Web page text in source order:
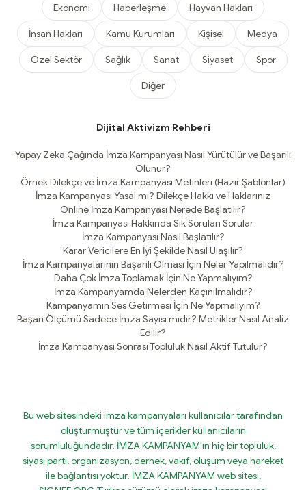
Ekonomi Haberleşme Hayvan Hakları
İnsan Hakları Kamu Kurumları Kişisel Medya
Özel Sektör Sağlık Sanat Siyaset Spor
Diğer
Dijital Aktivizm Rehberi
Yapay Zeka Çağında İmza Kampanyası Nasıl Yürütülür ve Başarılı
Olunur?
Örnek Dilekçe ve İmza Kampanyası Metinleri (Hazır Şablonlar)
İmza Kampanyası Yasal mı? Dilekçe Hakkı ve Haklarınız
Online İmza Kampanyası Nerede Başlatılır?
İmza Kampanyası Hakkında Sık Sorulan Sorular
İmza Kampanyası Nasıl Başlatılır?
Karar Vericilere En İyi Şekilde Nasıl Ulaşılır?
İmza Kampanyalarının Başarılı Olması İçin Neler Yapılmalıdır?
Daha Çok İmza Toplamak İçin Ne Yapmalıyım?
İmza Kampanyamda Nelerden Kaçınılmalıdır?
Kampanyamın Ses Getirmesi İçin Ne Yapmalıyım?
Başarı Ölçümü Sadece İmza Sayısı mıdır? Metrikler Nasıl Analiz
Edilir?
İmza Kampanyası Sonrası Topluluk Nasıl Aktif Tutulur?
Bu web sitesindeki imza kampanyaları kullanıcılar tarafından
oluşturmuştur ve tüm içerikler kullanıcıların
sorumluluğundadır. İMZA KAMPANYAM'ın hiç bir topluluk,
siyasi parti, organizasyon, dernek, vakıf, oluşum veya hareket
ile bağlantısı yoktur. İMZA KAMPANYAM web sitesi,